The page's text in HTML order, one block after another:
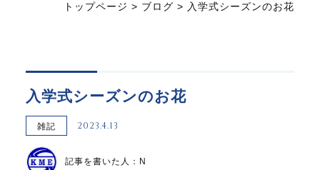
トップページ > ブログ > 入学式シーズンのお花
入学式シーズンのお花
雑記 2023.4.13
記事を書いた人：N